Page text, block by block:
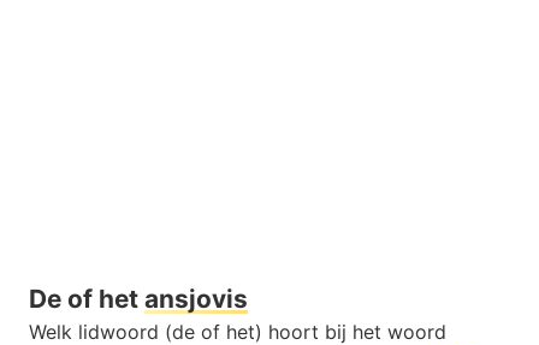
De of het ansjovis
Welk lidwoord (de of het) hoort bij het woord